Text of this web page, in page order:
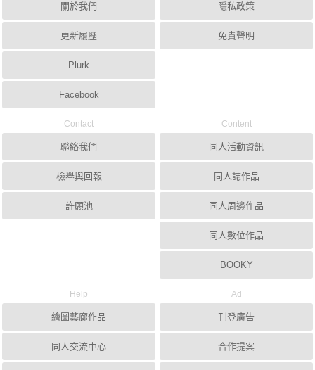
關於我們
更新履歷
Plurk
Facebook
隱私政策
免責聲明
Contact
聯絡我們
檢舉與回報
許願池
Content
同人活動資訊
同人誌作品
同人周邊作品
同人數位作品
BOOKY
Help
繪圖藝廊作品
同人交流中心
Ad
刊登廣告
合作提案